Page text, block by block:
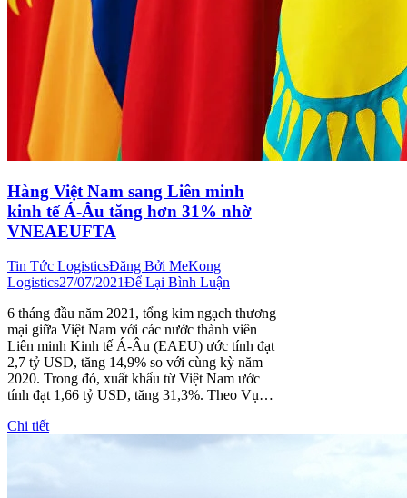
Hàng Việt Nam sang Liên minh
kinh tế Á-Âu tăng hơn 31% nhờ
VNEAEUFTA
Tin Tức LogisticsĐăng Bởi MeKong
Logistics27/07/2021Để Lại Bình Luận
6 tháng đầu năm 2021, tổng kim ngạch thương
mại giữa Việt Nam với các nước thành viên
Liên minh Kinh tế Á-Âu (EAEU) ước tính đạt
2,7 tỷ USD, tăng 14,9% so với cùng kỳ năm
2020. Trong đó, xuất khẩu từ Việt Nam ước
tính đạt 1,66 tỷ USD, tăng 31,3%. Theo Vụ…
Chi tiết